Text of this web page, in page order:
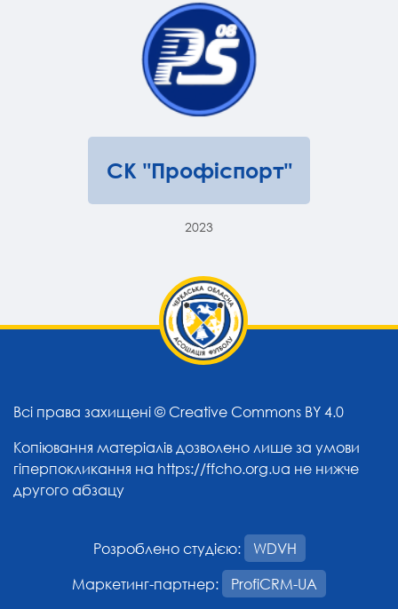
СК "Профіспорт"
2023
Всі права захищені © Creative Commons BY 4.0
Копіювання матеріалів дозволено лише за умови
гіперпокликання на https://ffcho.org.ua не нижче
другого абзацу
Розроблено студією:
WDVH
Маркетинг-партнер:
ProfiCRM-UA